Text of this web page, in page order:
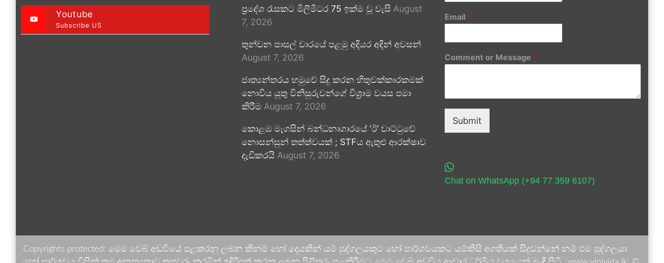
Youtube
Subscribe US
ප්‍රදේශ රැසකට මිලිමීටර 75 ඉක්ම වූ වැසි August
7, 2026
තුන්වන පාසල් වාරයේ පළමු අදියර අදින් අවසන්
August 7, 2026
ජාත්‍යන්තරය හමුවේ සිදු කරන හිතුවක්කාරකමක්
නොවිය යුතු විනිසුරුවන්ගේ විශ්‍රාම වයස පමා
කිරීම August 7, 2026
කොළඹ මැගසින් බන්ධනාගාරයේ ‘ඊ’ වාට්ටුවේ
නොසන්සුන් තත්ත්වයක් ; STFය ඇතුළු ආරක්ෂාව
දැඩිකරයි August 7, 2026
Email *
Comment or Message *
Submit
Chat on WhatsApp (+94 77 359 6107)
Copyrights protected: මෙම වෙබ් අඩවියේ පළකරනු ලබන කිනම් හෝ දෙයකින් යම් පුද්ගලයකුට හෝ පාර්ශවයකට යම්කිසි අගතියක් සිදුවන්නේ නම් එම පුද්ගලයා